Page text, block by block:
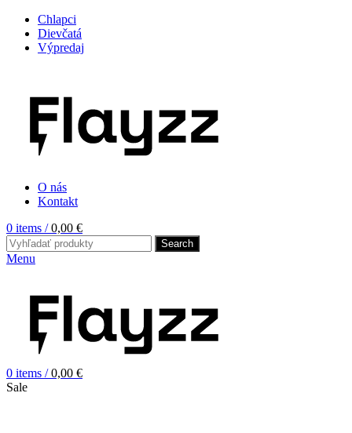
Chlapci
Dievčatá
Výpredaj
O nás
Kontakt
0 items / 0,00 €
Search
Menu
0 items / 0,00 €
Sale